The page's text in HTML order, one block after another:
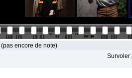
(pas encore de note)
Survoler